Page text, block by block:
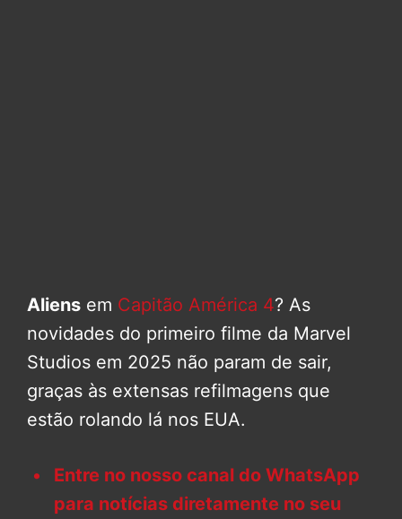
Aliens em Capitão América 4? As
novidades do primeiro filme da Marvel
Studios em 2025 não param de sair,
graças às extensas refilmagens que
estão rolando lá nos EUA.
Entre no nosso canal do WhatsApp
para notícias diretamente no seu